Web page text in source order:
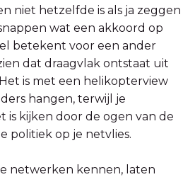
niet hetzelfde is als ja zeggen
wat een akkoord op
betekent voor een ander
dat draagvlak ontstaat uit
is met een helikopterview
hangen, terwijl je
is kijken door de ogen van de
politiek op je netvlies.
netwerken kennen, laten